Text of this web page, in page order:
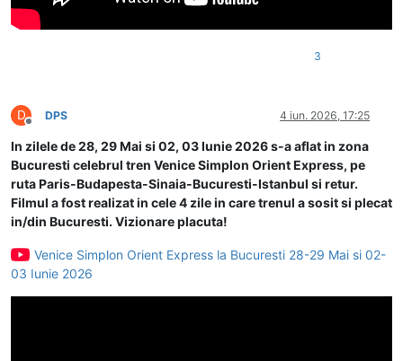
3
D
Deconectat
DPS 4 iun. 2026, 17:25
In zilele de 28, 29 Mai si 02, 03 Iunie 2026 s-a aflat in zona
Bucuresti celebrul tren Venice Simplon Orient Express, pe
ruta Paris-Budapesta-Sinaia-Bucuresti-Istanbul si retur.
Filmul a fost realizat in cele 4 zile in care trenul a sosit si plecat
in/din Bucuresti. Vizionare placuta!
Venice Simplon Orient Express la Bucuresti 28-29 Mai si 02-
03 Iunie 2026